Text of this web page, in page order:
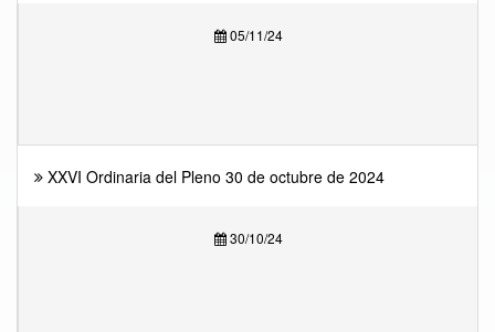
05/11/24
XXVI Ordinaria del Pleno 30 de octubre de 2024
30/10/24